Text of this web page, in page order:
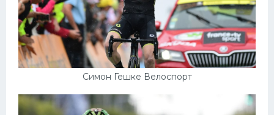
Симон Гешке Велоспорт